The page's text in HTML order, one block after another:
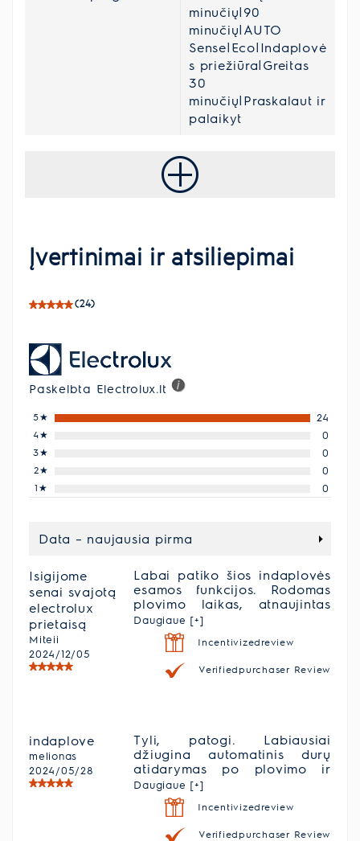
minučių|90
minučių|AUTO
Sense|Eco|Indaplovė
s priežiūra|Greitas
30
minučių|Praskalaut ir
palaikyt
Įvertinimai ir atsiliepimai
(24)
Paskelbta Electrolux.lt
5★ 24
4★ 0
3★ 0
2★ 0
1★ 0
Data – naujausia pirma
Isigijome
senai svajotą
electrolux
prietaisą
Miteii
2024/12/05
Labai patiko šios indaplovės
esamos funkcijos. Rodomas
plovimo laikas, atnaujintas
valdymo skydelis.
Daugiaue [+]
Incentivizedreview
Verifiedpurchaser Review
indaplove
melionas
2024/05/28
Tyli, patogi. Labiausiai
džiugina automatinis durų
atidarymas po plovimo ir
projekcija ant grindų, kuri
rodo plovimo programos
laiką.
Daugiaue [+]
Incentivizedreview
Verifiedpurchaser Review